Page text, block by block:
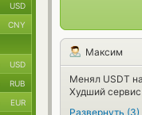
Максим
Менял USDT
Худший
Развернуть (3)
USD
CNY
USD
RUB
EUR